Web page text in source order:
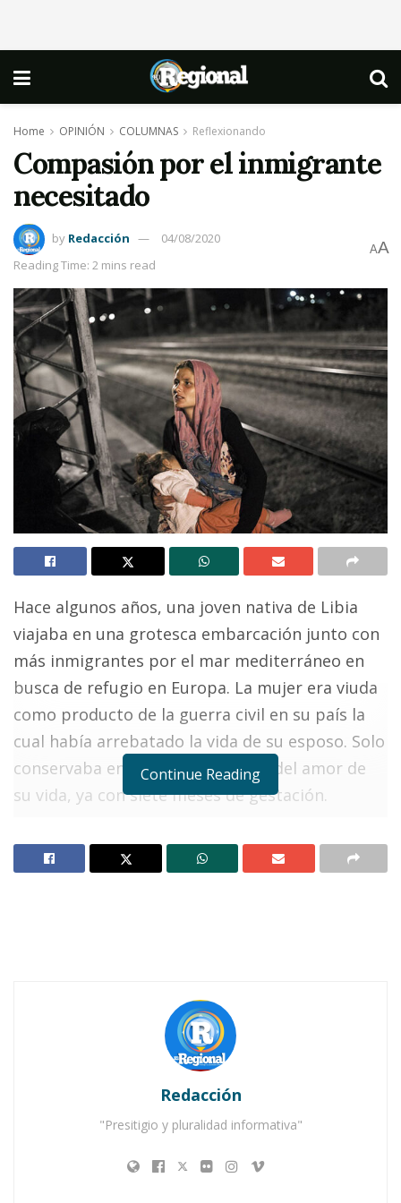
Home OPINIÓN COLUMNAS Reflexionando
Compasión por el inmigrante
necesitado
by Redacción
04/08/2020
Reading Time: 2 mins read
AA
Hace algunos años, una joven nativa de Libia
viajaba en una grotesca embarcación junto con
más inmigrantes por el mar mediterráneo en
busca de refugio en Europa. La mujer era viuda
como producto de la guerra civil en su país la
cual había arrebatado la vida de su esposo. Solo
conservaba en su vientre el fruto del amor de
su vida, ya con siete meses de gestación.
peligrosa travesía en la pequeña embarcación
Inmediatamente fue llevada a un hospital,
donde se hizo todo lo posible para salvar su
vida. Pero a pesar de todo, falleció; solo el niño
Notas Relacionadas
…Y solo por una “checadita”
Continue Reading
Redacción
"Presitigio y pluralidad informativa"